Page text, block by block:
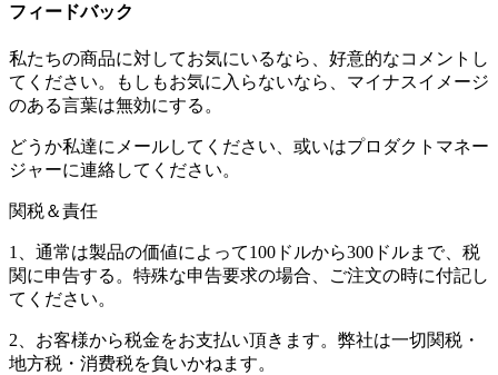
フィードバック
私たちの商品に対してお気にいるなら、好意的なコメントし
てください。もしもお気に入らないなら、マイナスイメージ
のある言葉は無効にする。
どうか私達にメールしてください、或いはプロダクトマネー
ジャーに連絡してください。
関税＆責任
1、通常は製品の価値によって100ドルから300ドルまで、税
関に申告する。特殊な申告要求の場合、ご注文の時に付記し
てください。
2、お客様から税金をお支払い頂きます。弊社は一切関税・
地方税・消费税を負いかねます。